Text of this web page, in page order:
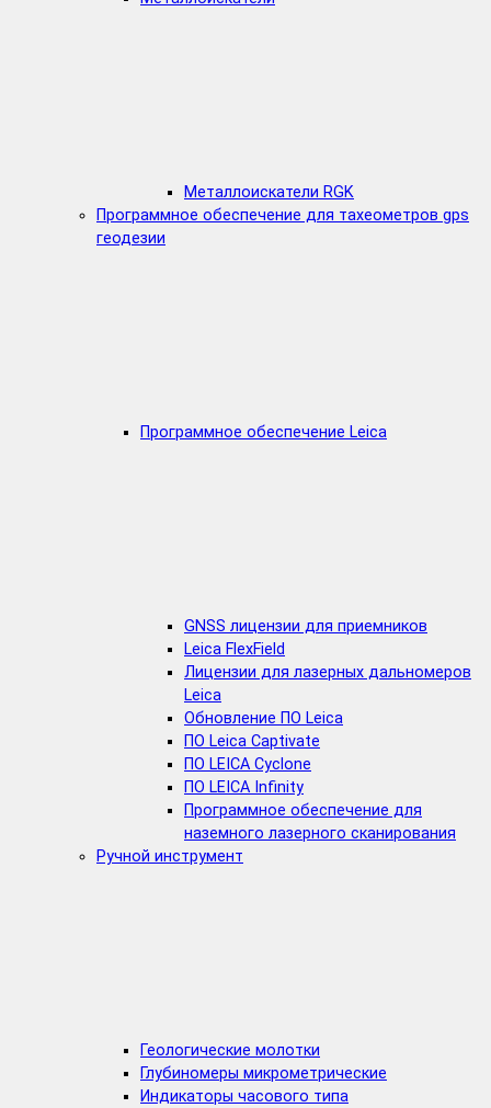
Металлоискатели RGK
Программное обеспечение для тахеометров gps
геодезии
Программное обеспечение Leica
GNSS лицензии для приемников
Leica FlexField
Лицензии для лазерных дальномеров
Leica
Обновление ПО Leica
ПО Leica Captivate
ПО LEICA Cyclone
ПО LEICA Infinity
Программное обеспечение для
наземного лазерного сканирования
Ручной инструмент
Геологические молотки
Глубиномеры микрометрические
Индикаторы часового типа